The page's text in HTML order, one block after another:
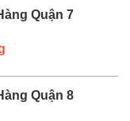
Quận 7
Quận 8